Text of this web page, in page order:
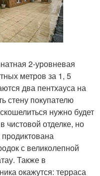
2-уровневая
метров за 1, 5
два пентхауса на
стену покупателю
нужно будет
чистовой отделке, но
с великолепной
Также в
окажутся: терраса